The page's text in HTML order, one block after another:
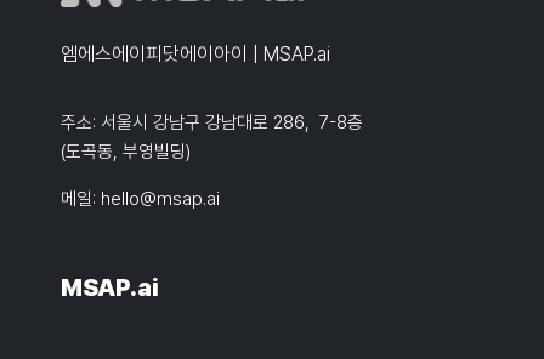
엠에스에이피닷에이아이 | MSAP.ai
주소: 서울시 강남구 강남대로 286, 7-8층
(도곡동, 부영빌딩)
메일: hello@msap.ai
MSAP.ai